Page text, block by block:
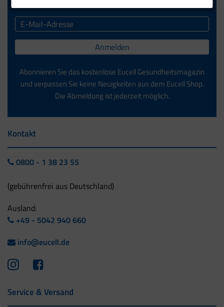
Anmelden
Abonnieren Sie das kostenlose Eucell Gesundheitsmagazin
und verpassen Sie keine Neuigkeiten aus dem Eucell Shop.
Die Abmeldung ist jederzeit möglich.
Kontakt
0800 - 1 38 23 55
(gebührenfrei aus Deutschland)
Ausland:
+49 - 5042 940 660
info@eucell.de
Service & Versand